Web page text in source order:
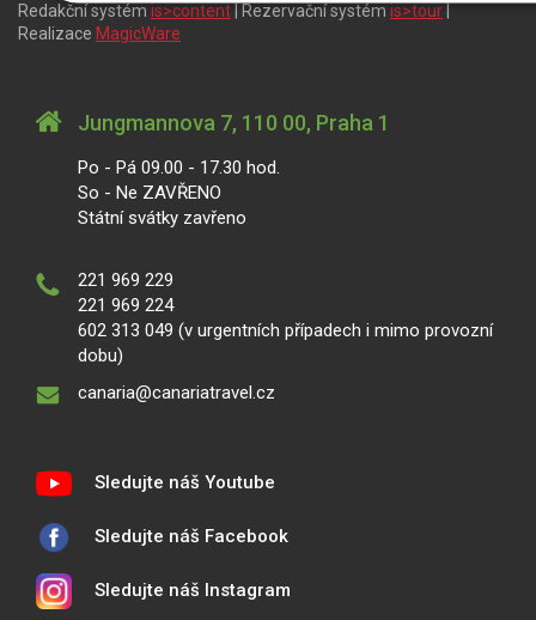
Redakční systém is>content | Rezervační systém is>tour |
Realizace MagicWare
Jungmannova 7, 110 00, Praha 1
Po - Pá 09.00 - 17.30 hod.
So - Ne ZAVŘENO
Státní svátky zavřeno
221 969 229
221 969 224
602 313 049 (v urgentních případech i mimo provozní
dobu)
canaria@canariatravel.cz
Sledujte náš Youtube
Sledujte náš Facebook
Sledujte náš Instagram